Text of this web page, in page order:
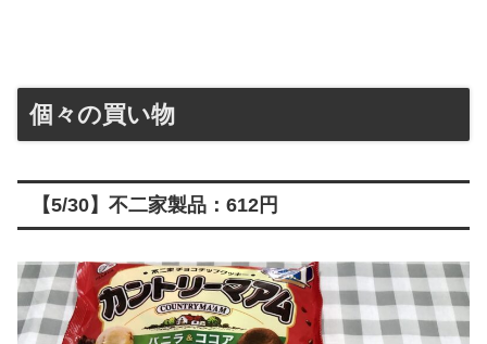
個々の買い物
【5/30】不二家製品：612円